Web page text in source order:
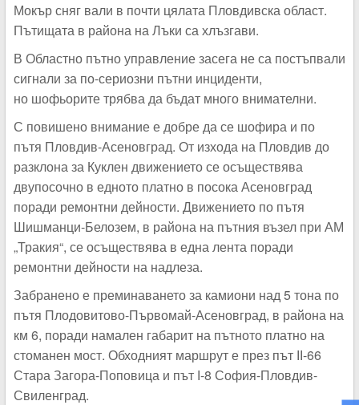
Мокър сняг вали в почти цялата Пловдивска област.
Пътищата в района на Лъки са хлъзгави.
В Областно пътно управление засега не са постъпвали
сигнали за по-сериозни пътни инциденти,
но шофьорите трябва да бъдат много внимателни.
С повишено внимание е добре да се шофира и по
пътя Пловдив-Асеновград. От изхода на Пловдив до
разклона за Куклен движението се осъществява
двупосочно в едното платно в посока Асеновград
поради ремонтни дейности. Движението по пътя
Шишманци-Белозем, в района на пътния възел при АМ
„Тракия“, се осъществява в една лента поради
ремонтни дейности на надлеза.
Забранено е преминаването за камиони над 5 тона по
пътя Плодовитово-Първомай-Асеновград, в района на
км 6, поради намален габарит на пътното платно на
стоманен мост. Обходният маршрут е през път ІІ-66
Стара Загора-Поповица и път І-8 София-Пловдив-
Свиленград.